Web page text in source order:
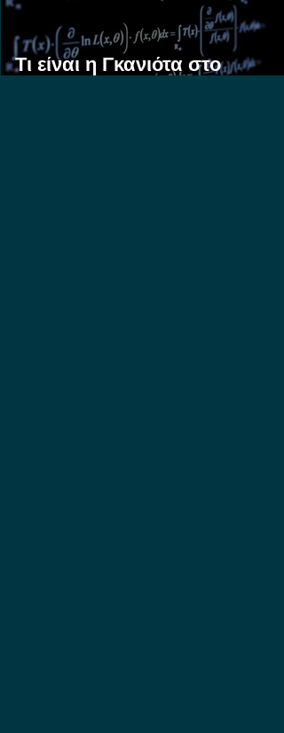
Τι είναι η Γκανιότα στο